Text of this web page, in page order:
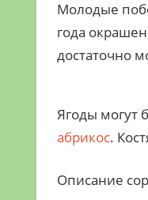
Молодые
года
достаточно
Ягоды могут
абрикос.
Описание